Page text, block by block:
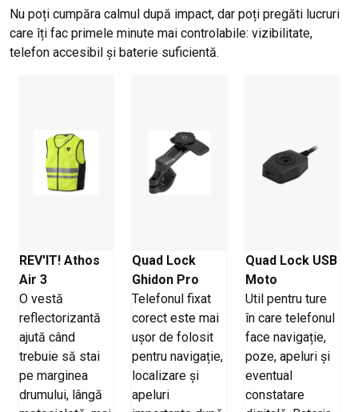
Nu poți cumpăra calmul după impact, dar poți pregăti lucruri
care îți fac primele minute mai controlabile: vizibilitate,
telefon accesibil și baterie suficientă.
REV'IT! Athos
Air 3
O vestă
reflectorizantă
ajută când
trebuie să stai
pe marginea
drumului, lângă
Quad Lock
Ghidon Pro
Telefonul fixat
corect este mai
ușor de folosit
pentru navigație,
localizare și
apeluri
Quad Lock USB
Moto
Util pentru ture
în care telefonul
face navigație,
poze, apeluri și
eventual
constatare